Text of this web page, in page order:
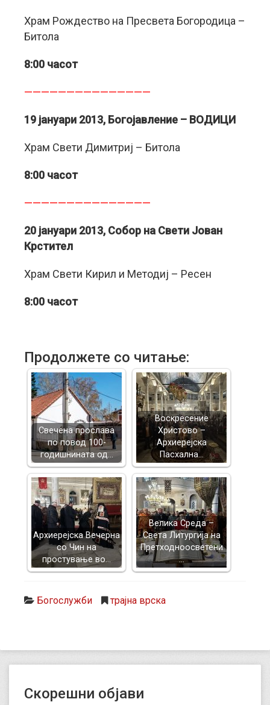
Храм Рождество на Пресвета Богородица –
Битола
8:00 часот
———————————————
19 јануари 2013, Богојавление – ВОДИЦИ
Храм Свети Димитриј – Битола
8:00 часот
———————————————
20 јануари 2013, Собор на Свети Јован
Крстител
Храм Свети Кирил и Методиј – Ресен
8:00 часот
Продолжете со читање:
Свечена прослава
по повод 100-
годишнината од…
Воскресение
Христово –
Архиерејска
Пасхална…
Архиерејска Вечерна
со Чин на
простување во…
Велика Среда –
Света Литургија на
Претходноосветени
…
Богослужби трајна врска
Скорешни објави